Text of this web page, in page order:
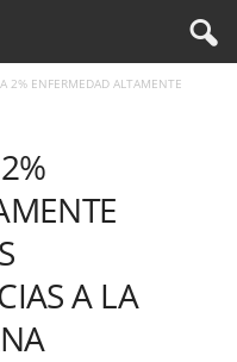
2% ENFERMEDAD ALTAMENTE
A LA